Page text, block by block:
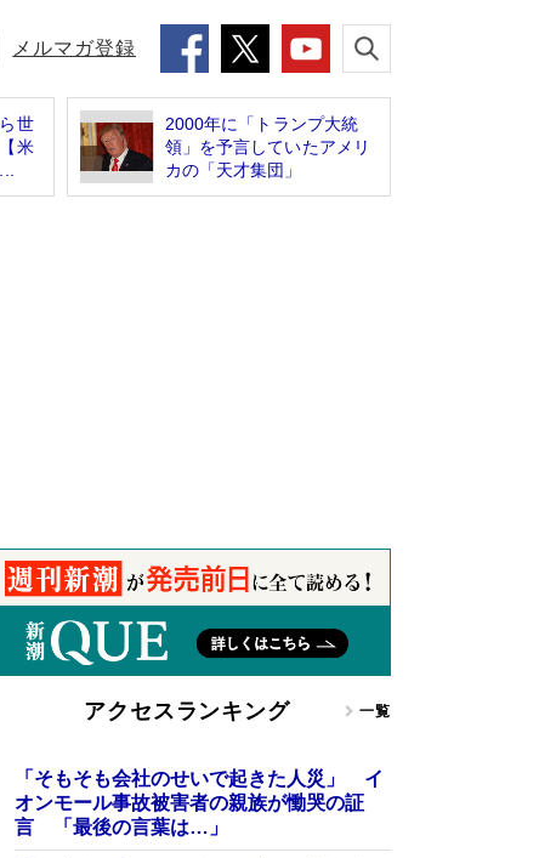
メルマガ登録
世
米
2000年に「トランプ大統
領」を予言していたアメリ
カの「天才集団」
アクセスランキング 一覧
「そもそも会社のせいで起きた人災」 イ
オンモール事故被害者の親族が慟哭の証
言 「最後の言葉は…」